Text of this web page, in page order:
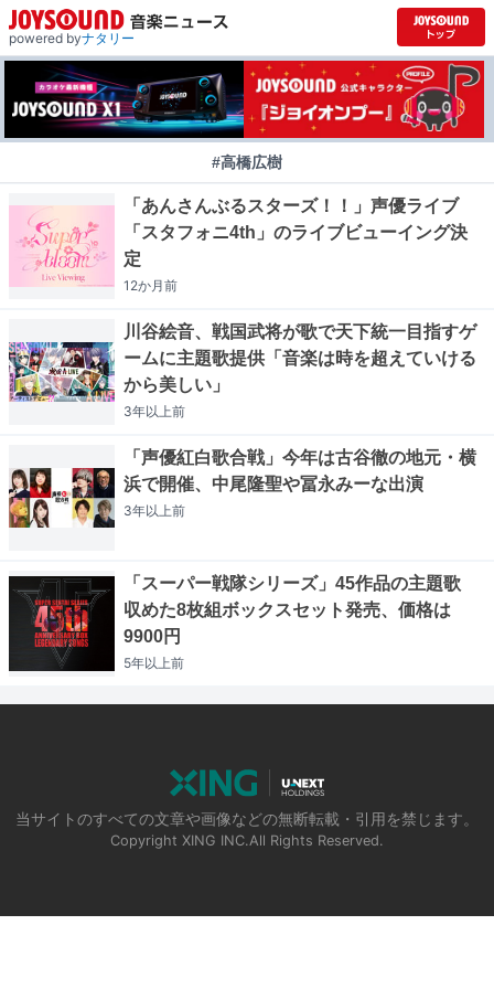
powered byナタリー
#高橋広樹
「あんさんぶるスターズ！！」声優ライブ
「スタフォニ4th」のライブビューイング決
定
12か月前
川谷絵音、戦国武将が歌で天下統一目指すゲ
ームに主題歌提供「音楽は時を超えていける
から美しい」
3年以上前
「声優紅白歌合戦」今年は古谷徹の地元・横
浜で開催、中尾隆聖や冨永みーな出演
3年以上前
「スーパー戦隊シリーズ」45作品の主題歌
収めた8枚組ボックスセット発売、価格は
9900円
5年以上前
当サイトのすべての文章や画像などの無断転載・引用を禁じます。
Copyright XING INC.All Rights Reserved.